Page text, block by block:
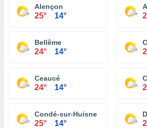
Alençon
25° 14°
Bellême
24° 14°
Ceaucé
24° 14°
Condé-sur-Huisne
25° 14°